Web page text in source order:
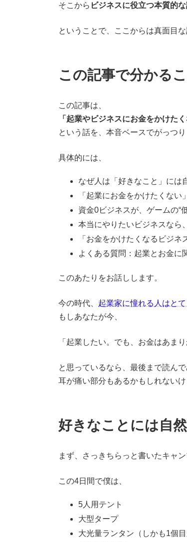
そこから ビジネスに役立つ本質的
ということで、ここからは真面目な
この記事で分かる
この記事は、
「起業やビジネスにお金をかけた
という話を、本音ベースでがっつり
具体的には、
なぜ人は「好きなこと」には
「起業にお金をかけたくない
資金0ビジネスが、ゲームの“
本当にやりたいビジネスなら
「お金をかけたくなるビジ
よくある質問：起業とお金に
このあたりをお話しします。
今の時代、 起業家に憧れる人はと
もしあなたが今、
「起業したい。でも、お金はあま
と思っているなら、最後まで読んで
耳が痛い部分もあるかもしれない
好きなことには自
まず、さっきちらっと書いたキャン
この4日間で僕は、
5人用テント
大型タープ
大光量ランタン（しかも1個